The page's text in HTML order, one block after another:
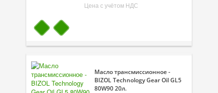
Цена с учётом НДС
Масло трансмиссионное -
BIZOL Technology Gear Oil GL5
80W90 20л.